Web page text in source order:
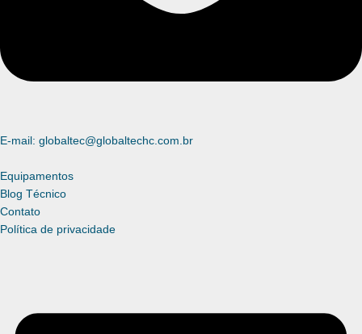
E-mail: globaltec@globaltechc.com.br
Equipamentos
Blog Técnico
Contato
Política de privacidade